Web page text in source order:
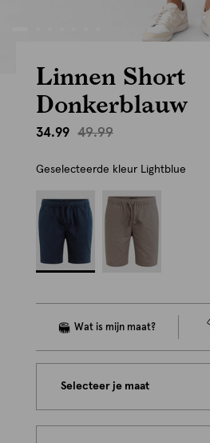
Linnen Short
Donkerblauw
34.99 49.99
Geselecteerde kleur Lightblue
Selecteer je maat